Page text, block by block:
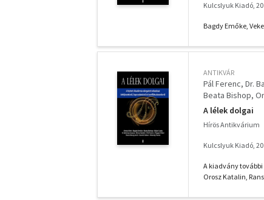
Kulcslyuk Kiadó,
Bagdy Emőke,
ANTIKVÁR
Pál Ferenc Dr.
Beata Bishop
F. Várkonyi Zsuzsa
A lélek dolgai
Hírös Antikvárium
Kulcslyuk Kiadó,
A kiadvány további
Orosz Katalin,